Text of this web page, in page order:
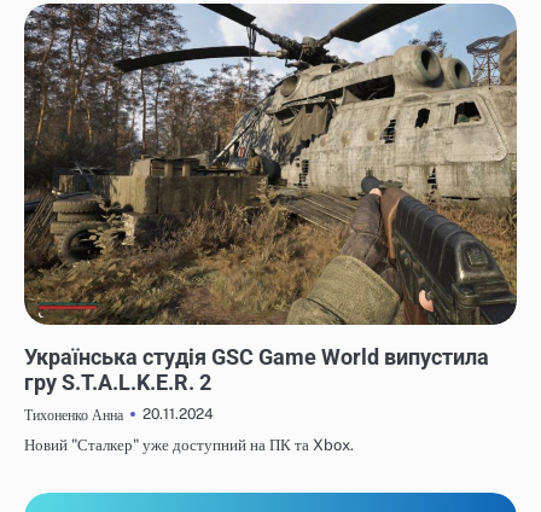
Українська студія GSC Game World випустила
гру S.T.A.L.K.E.R. 2
Тихоненко Анна
20.11.2024
Новий "Сталкер" уже доступний на ПК та Xbox.